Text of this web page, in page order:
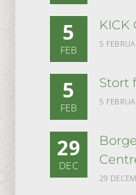
5
FEB
KICK
5
5
FEB
Stort
5
29
DEC
29